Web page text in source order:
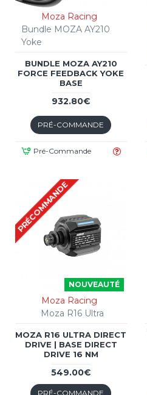
Moza Racing
Bundle MOZA AY210
Yoke
BUNDLE MOZA AY210
FORCE FEEDBACK YOKE
BASE
932.80€
PRÉ-COMMANDE
Pré-Commande
NOUVEAUTÉ
PRÉCOMMANDE
Moza Racing
Moza R16 Ultra
MOZA R16 ULTRA DIRECT
DRIVE | BASE DIRECT
DRIVE 16 NM
549.00€
PRÉ-COMMANDE